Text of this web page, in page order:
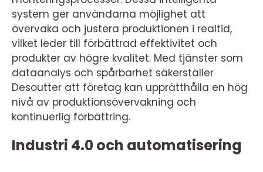
system ger användarna möjlighet att
övervaka och justera produktionen i realtid,
vilket leder till förbättrad effektivitet och
produkter av högre kvalitet. Med tjänster som
dataanalys och spårbarhet säkerställer
Desoutter att företag kan upprätthålla en hög
nivå av produktionsövervakning och
kontinuerlig förbättring.
Industri 4.0 och automatisering